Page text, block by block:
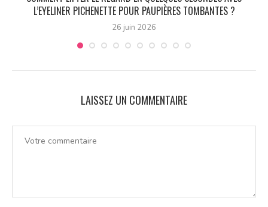
L’EYELINER PICHENETTE POUR PAUPIÈRES TOMBANTES ?
26 juin 2026
LAISSEZ UN COMMENTAIRE